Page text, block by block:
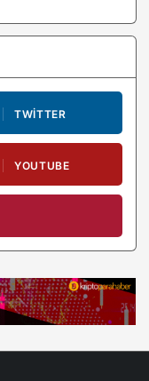
TWITTER
YOUTUBE